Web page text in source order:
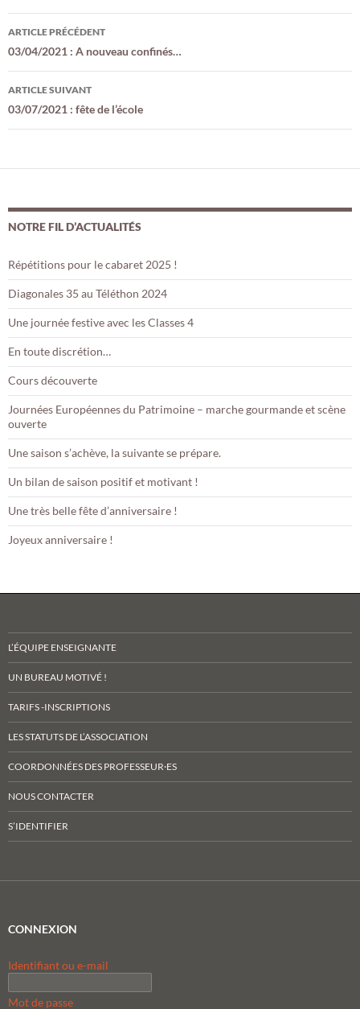
Navigation
des
articles
ARTICLE PRÉCÉDENT
03/04/2021 : A nouveau confinés…
ARTICLE SUIVANT
03/07/2021 : fête de l’école
NOTRE FIL D’ACTUALITÉS
Répétitions pour le cabaret 2025 !
Diagonales 35 au Téléthon 2024
Une journée festive avec les Classes 4
En toute discrétion…
Cours découverte
Journées Européennes du Patrimoine – marche gourmande et scène
ouverte
Une saison s’achève, la suivante se prépare.
Un bilan de saison positif et motivant !
Une très belle fête d’anniversaire !
Joyeux anniversaire !
L’ÉQUIPE ENSEIGNANTE
UN BUREAU MOTIVÉ !
TARIFS -INSCRIPTIONS
LES STATUTS DE L’ASSOCIATION
COORDONNÉES DES PROFESSEUR·ES
NOUS CONTACTER
S’IDENTIFIER
CONNEXION
Identifiant ou e-mail
Mot de passe